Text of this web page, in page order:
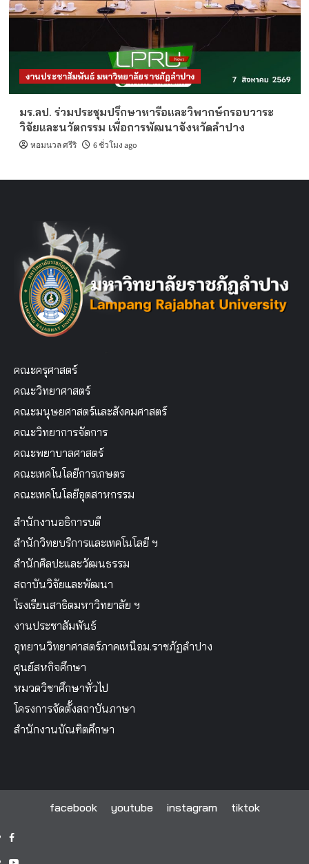
งานประชาสัมพันธ์ มหาวิทยาลัยราชภัฏลำปาง
มร.ลป. ร่วมประชุมปรึกษาหารือและวิพากษ์กรอบวาระ
วิจัยและนวัตกรรม เพื่อการพัฒนาจังหวัดลำปาง
หอมนวล ศรีริ 6 ชั่วโมง ago
คณะครุศาสตร์
คณะวิทยาศาสตร์
คณะมนุษยศาสตร์และสังคมศาสตร์
คณะวิทยาการจัดการ
คณะพยาบาลศาสตร์
คณะเทคโนโลยีการเกษตร
คณะเทคโนโลยีอุตสาหกรรม
สำนักงานอธิการบดี
สำนักวิทยบริการและเทคโนโลยี ฯ
สำนักศิลปะและวัฒนธรรม
สถาบันวิจัยและพัฒนา
โรงเรียนสาธิตมหาวิทยาลัย ฯ
งานประชาสัมพันธ์
อุทยานวิทยาศาสตร์ภาคเหนือม.ราชภัฏลำปาง
ศูนย์สหกิจศึกษา
หมวดวิชาศึกษาทั่วไป
โครงการจัดตั้งสถาบันภาษา
สำนักงานบัณฑิตศึกษา
facebook youtube instagram tiktok
facebook
youtube